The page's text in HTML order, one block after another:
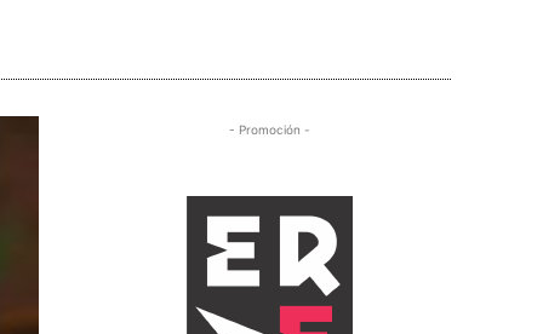
- Promoción -